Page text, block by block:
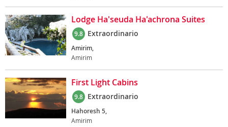
Lodge Ha'seuda Ha'achrona Suites
9.8 Extraordinario
Amirim,
Amirim
First Light Cabins
9.8 Extraordinario
Hahoresh 5,
Amirim